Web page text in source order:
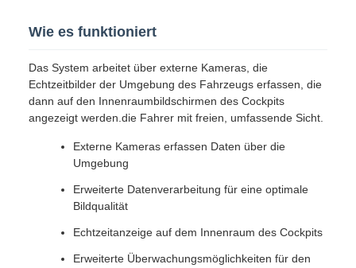
Wie es funktioniert
Das System arbeitet über externe Kameras, die
Echtzeitbilder der Umgebung des Fahrzeugs erfassen, die
dann auf den Innenraumbildschirmen des Cockpits
angezeigt werden.die Fahrer mit freien, umfassende Sicht.
Externe Kameras erfassen Daten über die
Umgebung
Erweiterte Datenverarbeitung für eine optimale
Bildqualität
Echtzeitanzeige auf dem Innenraum des Cockpits
Erweiterte Überwachungsmöglichkeiten für den